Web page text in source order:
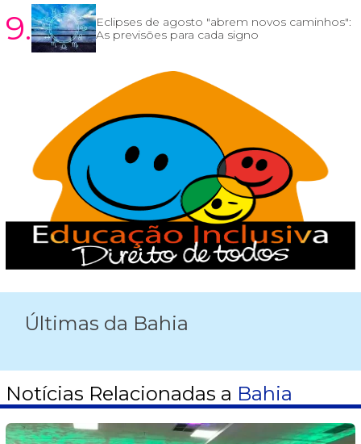
9.
Eclipses de agosto "abrem novos caminhos":
As previsões para cada signo
Últimas da Bahia
Notícias Relacionadas a Bahia